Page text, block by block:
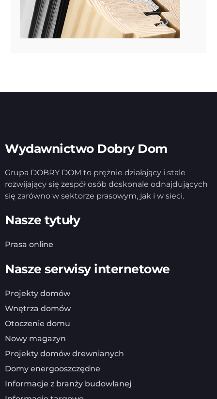
Wydawnictwo Dobry Dom
Grupa DOBRY DOM to prężnie działający i stale
rozwijający się zespół osób doskonale odnajdujących
się zarówno w sektorze prasowym, jak i w sieci.
Nasze tytuły
Prasa online
Nasze serwisy internetowe
Projekty domów
Wnętrza domów
Otoczenie domu
Nowy magazyn
Projekty domów drewnianych
Domy energooszczędne
Informacje z branży budowlanej